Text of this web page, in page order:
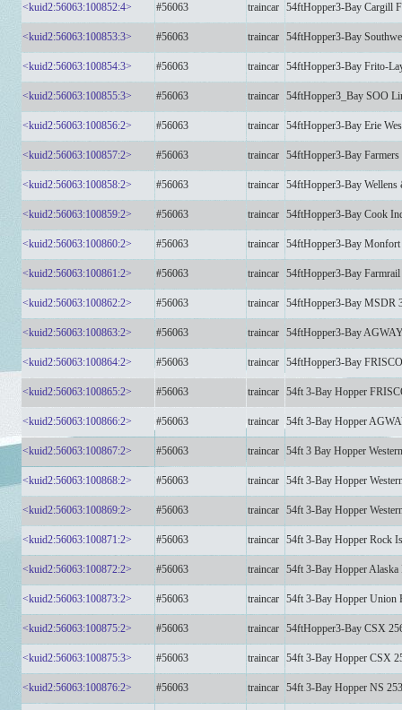
<kuid2:56063:100852:4> #56063 traincar 54ftHopper3-Bay Cargill
<kuid2:56063:100853:3> #56063 traincar 54ftHopper3-Bay
<kuid2:56063:100854:3> #56063 traincar 54ftHopper3-Bay Frito-
<kuid2:56063:100855:3> #56063 traincar 54ftHopper3_Bay SOO
<kuid2:56063:100856:2> #56063 traincar 54ftHopper3-Bay Erie
<kuid2:56063:100857:2> #56063 traincar 54ftHopper3-Bay
<kuid2:56063:100858:2> #56063 traincar 54ftHopper3-Bay
<kuid2:56063:100859:2> #56063 traincar 54ftHopper3-Bay Cook
<kuid2:56063:100860:2> #56063 traincar 54ftHopper3-Bay
<kuid2:56063:100861:2> #56063 traincar 54ftHopper3-Bay
<kuid2:56063:100862:2> #56063 traincar 54ftHopper3-Bay MSDR
<kuid2:56063:100863:2> #56063 traincar 54ftHopper3-Bay
<kuid2:56063:100864:2> #56063 traincar 54ftHopper3-Bay
<kuid2:56063:100865:2> #56063 traincar 54ft 3-Bay Hopper
<kuid2:56063:100866:2> #56063 traincar 54ft 3-Bay Hopper
<kuid2:56063:100867:2> #56063 traincar 54ft 3 Bay Hopper
<kuid2:56063:100868:2> #56063 traincar 54ft 3-Bay Hopper
<kuid2:56063:100869:2> #56063 traincar 54ft 3-Bay Hopper
<kuid2:56063:100871:2> #56063 traincar 54ft 3-Bay Hopper Rock
<kuid2:56063:100872:2> #56063 traincar 54ft 3-Bay Hopper
<kuid2:56063:100873:2> #56063 traincar 54ft 3-Bay Hopper Union
<kuid2:56063:100875:2> #56063 traincar 54ftHopper3-Bay CSX
<kuid2:56063:100875:3> #56063 traincar 54ft 3-Bay Hopper CSX
<kuid2:56063:100876:2> #56063 traincar 54ft 3-Bay Hopper NS